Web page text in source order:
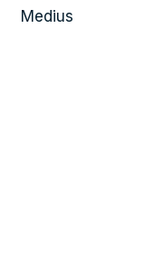
Medius